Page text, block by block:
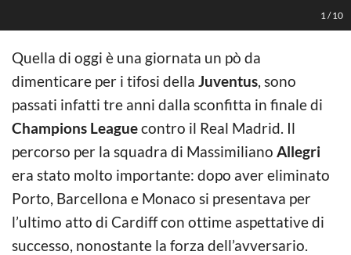
1 /10
Quella di oggi è una giornata un pò da
dimenticare per i tifosi della Juventus, sono
passati infatti tre anni dalla sconfitta in finale di
Champions Leaguecontro il Real Madrid. Il
percorso per la squadra di Massimiliano Allegri
era stato molto importante: dopo aver eliminato
Porto, Barcellona e Monaco si presentava per
l’ultimo atto di Cardiff con ottime aspettative di
successo, nonostante la forza dell’avversario.